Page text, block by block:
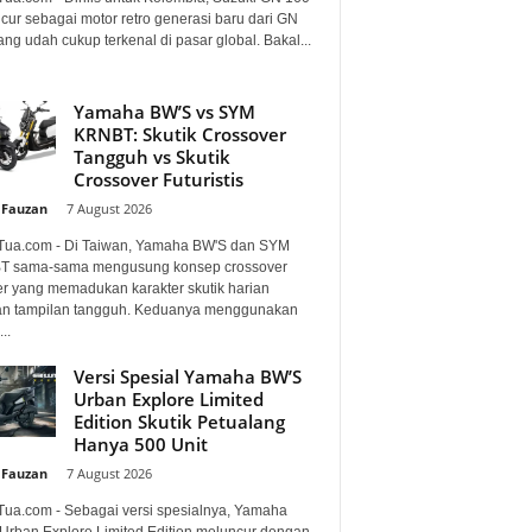
sebagai motor retro generasi baru dari GN
udah cukup terkenal di pasar global. Bakal...
Yamaha BW’S vs SYM
KRNBT: Skutik Crossover
Tangguh vs Skutik
Crossover Futuristis
7 August 2026
- Di Taiwan, Yamaha BW'S dan SYM
sama-sama mengusung konsep crossover
yang memadukan karakter skutik harian
tampilan tangguh. Keduanya menggunakan
Versi Spesial Yamaha BW’S
Urban Explore Limited
Edition Skutik Petualang
Hanya 500 Unit
7 August 2026
- Sebagai versi spesialnya, Yamaha